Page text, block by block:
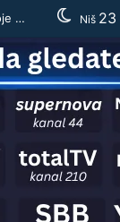
Vučić ugostio Zelenskog na večeri u Beogradu: „Otvorili smo razgovore o temama koje će biti u fokusu sastanaka“ Niš 23